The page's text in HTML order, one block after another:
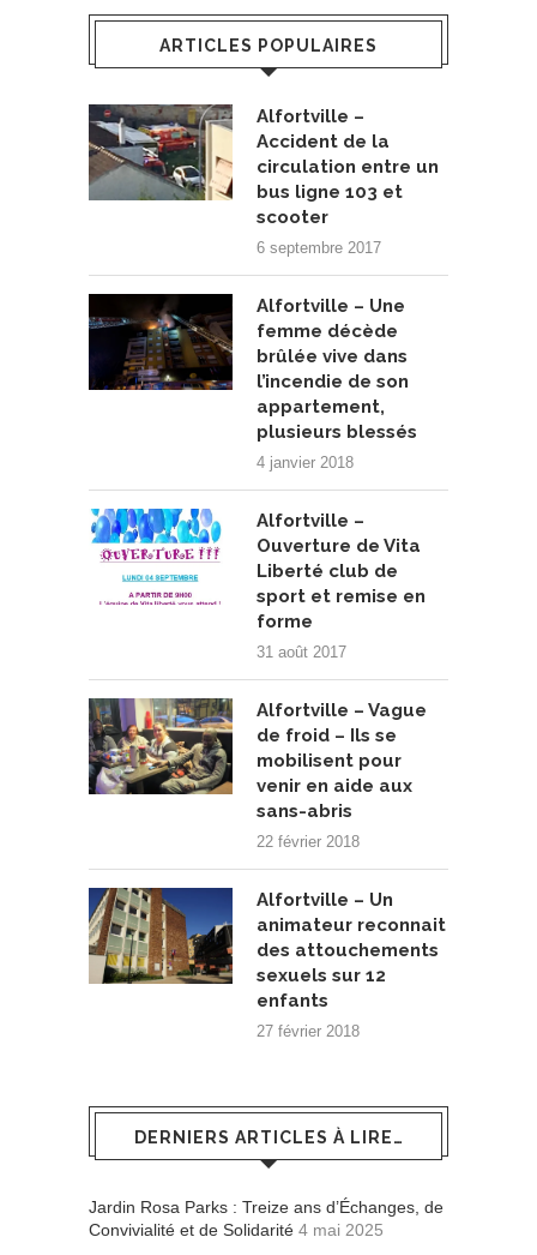
ARTICLES POPULAIRES
Alfortville –
Accident de la
circulation entre un
bus ligne 103 et
scooter
6 septembre 2017
Alfortville – Une
femme décède
brûlée vive dans
l’incendie de son
appartement,
plusieurs blessés
4 janvier 2018
Alfortville –
Ouverture de Vita
Liberté club de
sport et remise en
forme
31 août 2017
Alfortville – Vague
de froid – Ils se
mobilisent pour
venir en aide aux
sans-abris
22 février 2018
Alfortville – Un
animateur reconnait
des attouchements
sexuels sur 12
enfants
27 février 2018
DERNIERS ARTICLES À LIRE…
Jardin Rosa Parks : Treize ans d’Échanges, de
Convivialité et de Solidarité 4 mai 2025